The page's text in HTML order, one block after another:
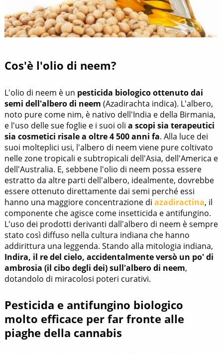
Cos'è l'olio di neem?
L'olio di neem è un pesticida biologico ottenuto dai
semi dell'albero di neem (Azadirachta indica). L'albero,
noto pure come nim, è nativo dell'India e della Birmania,
e l'uso delle sue foglie e i suoi oli a scopi sia terapeutici
sia cosmetici risale a oltre 4 500 anni fa. Alla luce dei
suoi molteplici usi, l'albero di neem viene pure coltivato
nelle zone tropicali e subtropicali dell'Asia, dell'America e
dell'Australia. E, sebbene l'olio di neem possa essere
estratto da altre parti dell'albero, idealmente, dovrebbe
essere ottenuto direttamente dai semi perché essi
hanno una maggiore concentrazione di azadiractina, il
componente che agisce come insetticida e antifungino.
L'uso dei prodotti derivanti dall'albero di neem è sempre
stato così diffuso nella cultura indiana che hanno
addirittura una leggenda. Stando alla mitologia indiana,
Indira, il re del cielo, accidentalmente versò un po' di
ambrosia (il cibo degli dei) sull'albero di neem,
dotandolo di miracolosi poteri curativi.
Pesticida e antifungino biologico
molto efficace per far fronte alle
piaghe della cannabis